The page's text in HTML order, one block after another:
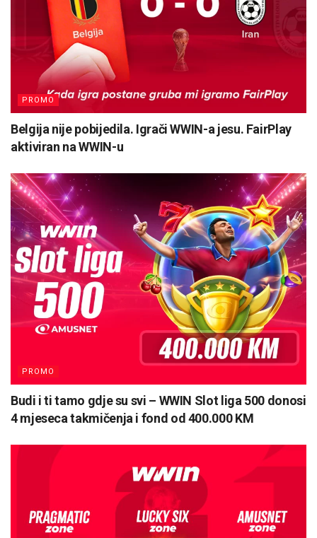
PROMO
Belgija nije pobijedila. Igrači WWIN-a jesu. FairPlay
aktiviran na WWIN-u
PROMO
Budi i ti tamo gdje su svi – WWIN Slot liga 500 donosi
4 mjeseca takmičenja i fond od 400.000 KM